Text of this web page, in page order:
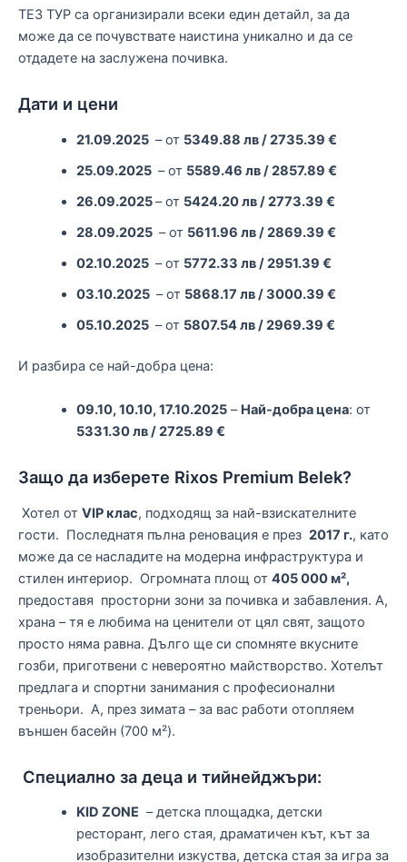
ТЕЗ ТУР са организирали всеки един детайл, за да
може да се почувствате наистина уникално и да се
отдадете на заслужена почивка.
Дати и цени
21.09.2025 – от 5349.88 лв / 2735.39 €
25.09.2025 – от 5589.46 лв / 2857.89 €
26.09.2025– от 5424.20 лв / 2773.39 €
28.09.2025 – от 5611.96 лв / 2869.39 €
02.10.2025 – от 5772.33 лв / 2951.39 €
03.10.2025 – от 5868.17 лв / 3000.39 €
05.10.2025 – от 5807.54 лв / 2969.39 €
И разбира се най-добра цена:
09.10, 10.10, 17.10.2025– Най-добра цена: от
5331.30 лв / 2725.89 €
Защо да изберете Rixos Premium Belek?
Хотел от VIP клас, подходящ за най-взискателните
гости. Последнатя пълна реновация е през 2017 г., като
може да се насладите на модерна инфраструктура и
стилен интериор. Огромната площ от 405 000 м²,
предоставя просторни зони за почивка и забавления. А,
храна – тя е любима на ценители от цял свят, защото
просто няма равна. Дълго ще си спомняте вкусните
гозби, приготвени с невероятно майстворство. Хотелът
предлага и спортни занимания с професионални
треньори. А, през зимата – за вас работи отопляем
външен басейн (700 м²).
Специално за деца и тийнейджъри:
KID ZONE – детска площадка, детски
ресторант, лего стая, драматичен кът, кът за
изобразителни изкуства, детска стая за игра за